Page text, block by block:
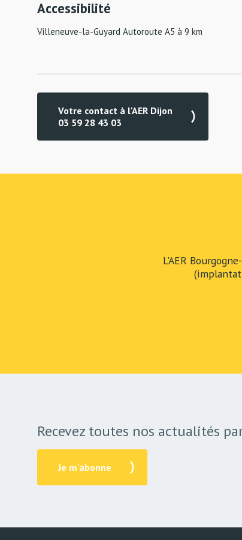
Accessibilité
Villeneuve-la-Guyard Autoroute A5 à 9 km
Votre contact à l'AER Dijon
03 59 28 43 03
L'AER
Recevez toutes nos actualités
Je m'abonne